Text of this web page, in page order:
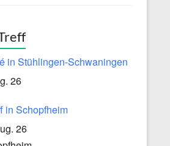
in Stühlingen-Schwaningen
26
in Schopfheim
26